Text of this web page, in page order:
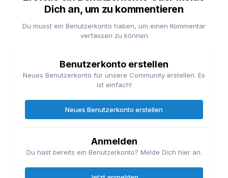
Dich an, um zu kommentieren
Du musst ein Benutzerkonto haben, um einen Kommentar
verfassen zu können
Benutzerkonto erstellen
Neues Benutzerkonto für unsere Community erstellen. Es
ist einfach!
Neues Benutzerkonto erstellen
Anmelden
Du hast bereits ein Benutzerkonto? Melde Dich hier an.